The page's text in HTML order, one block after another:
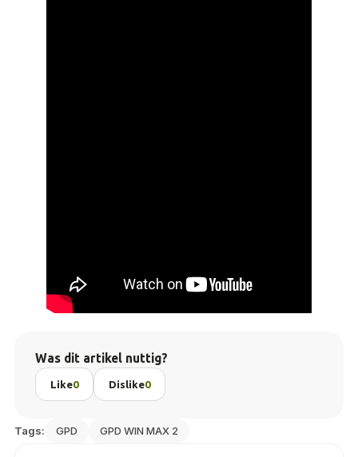
Was dit artikel nuttig?
Like0 Dislike0
Tags: GPD GPD WIN MAX 2